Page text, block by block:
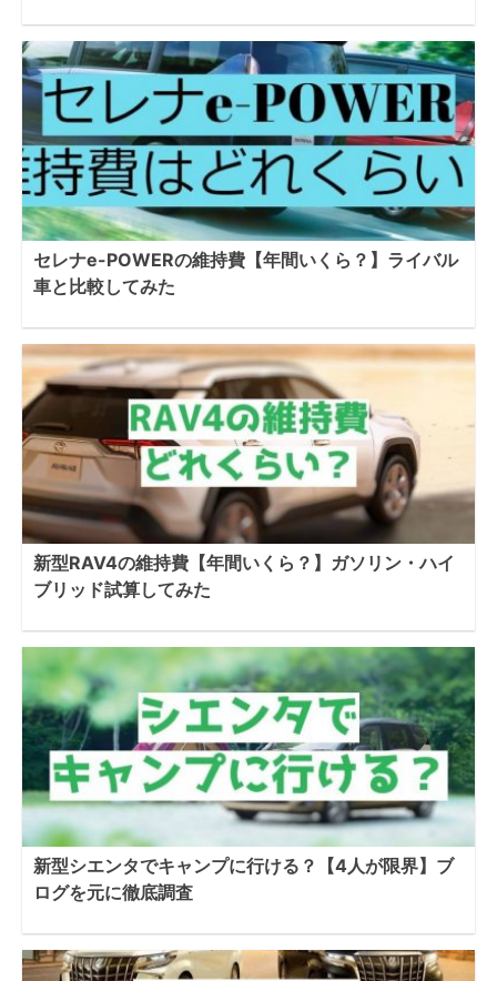
セレナe-POWERの維持費【年間いくら？】ライバル
車と比較してみた
新型RAV4の維持費【年間いくら？】ガソリン・ハイ
ブリッド試算してみた
新型シエンタでキャンプに行ける？【4人が限界】ブ
ログを元に徹底調査